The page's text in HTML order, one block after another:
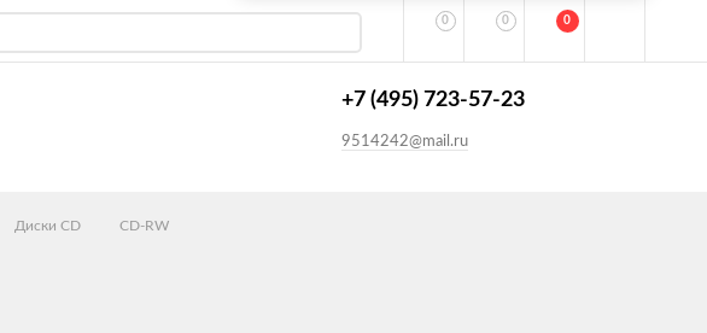
0 0 0
+7 (495) 723-57-23
9514242@mail.ru
Диски CD CD-RW